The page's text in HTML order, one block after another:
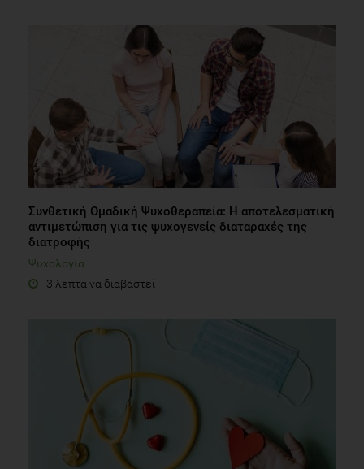
Συνθετική Ομαδική Ψυχοθεραπεία: Η αποτελεσματική
αντιμετώπιση για τις ψυχογενείς διαταραχές της
διατροφής
Ψυχολογία
3 λεπτά να διαβαστεί